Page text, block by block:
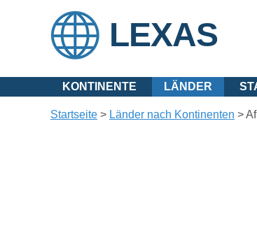
LEXAS
KONTINENTE LÄNDER
Startseite > Länder nach Kontinenten >